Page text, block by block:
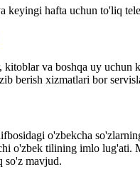
keyingi hafta uchun to'liq
kitoblar va boshqa uy uchun
berish xizmatlari bor
o'zbekcha
o'zbek tilining imlo lug'ati.
so'z mavjud.